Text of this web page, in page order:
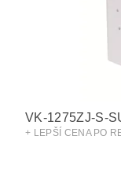
VK-1275ZJ-S-
+ LEPŠÍ CENA PO